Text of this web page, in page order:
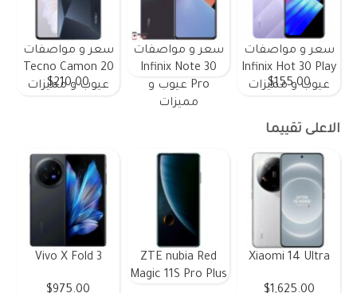
سعر و مواصفات
Infinix Hot 30 Play
عيوب و مميزات
$155.00
سعر و مواصفات
Infinix Note 30
Pro عيوب و
مميزات
سعر و مواصفات
Tecno Camon 20
عيوب و مميزات
$210.00
الاعلى تقييما
Xiaomi 14 Ultra
$1,625.00
ZTE nubia Red
Magic 11S Pro Plus
Vivo X Fold 3
$975.00